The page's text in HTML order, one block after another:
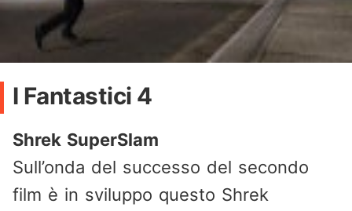
I Fantastici 4
Shrek SuperSlam
Sull’onda del successo del secondo
film è in sviluppo questo Shrek